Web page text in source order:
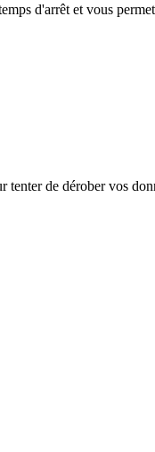
d'arrêt et vous
de dérober vos